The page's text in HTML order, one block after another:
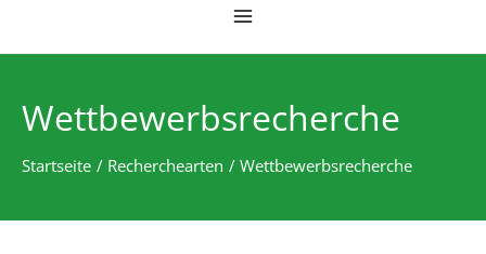
Wettbewerbsrecherche
Startseite Recherchearten Wettbewerbsrecherche